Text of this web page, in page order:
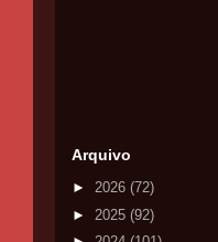
Arquivo
► 2026 (72)
► 2025 (92)